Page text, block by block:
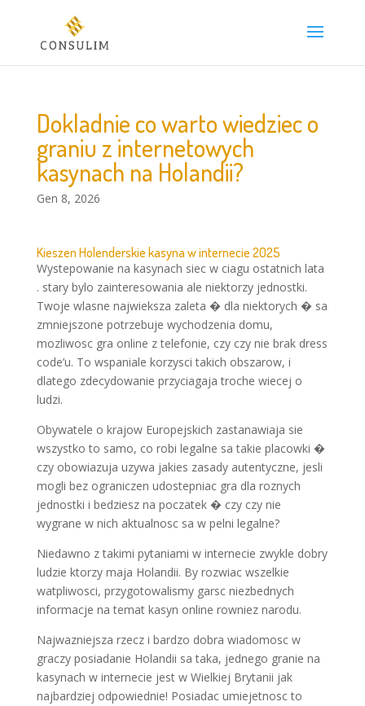
Dokladnie co warto wiedziec o
graniu z internetowych
kasynach na Holandii?
Gen 8, 2026
Kieszen Holenderskie kasyna w internecie 2025
Wystepowanie na kasynach siec w ciagu ostatnich lata
. stary bylo zainteresowania ale niektorzy jednostki.
Twoje wlasne najwieksza zaleta � dla niektorych � sa
zmniejszone potrzebuje wychodzenia domu,
mozliwosc gra online z telefonie, czy czy nie brak dress
code’u. To wspaniale korzysci takich obszarow, i
dlatego zdecydowanie przyciagaja troche wiecej o
ludzi.
Obywatele o krajow Europejskich zastanawiaja sie
wszystko to samo, co robi legalne sa takie placowki �
czy obowiazuja uzywa jakies zasady autentyczne, jesli
mogli bez ograniczen udostepniac gra dla roznych
jednostki i bedziesz na poczatek � czy czy nie
wygrane w nich aktualnosc sa w pelni legalne?
Niedawno z takimi pytaniami w internecie zwykle dobry
ludzie ktorzy maja Holandii. By rozwiac wszelkie
watpliwosci, przygotowalismy garsc niezbednych
informacje na temat kasyn online rowniez narodu.
Najwazniejsza rzecz i bardzo dobra wiadomosc w
graczy posiadanie Holandii sa taka, jednego granie na
kasynach w internecie jest w Wielkiej Brytanii jak
najbardziej odpowiednie! Posiadac umiejetnosc to